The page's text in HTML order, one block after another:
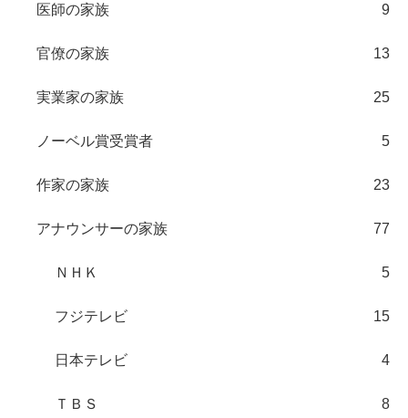
医師の家族 9
官僚の家族 13
実業家の家族 25
ノーベル賞受賞者 5
作家の家族 23
アナウンサーの家族 77
ＮＨＫ 5
フジテレビ 15
日本テレビ 4
ＴＢＳ 8